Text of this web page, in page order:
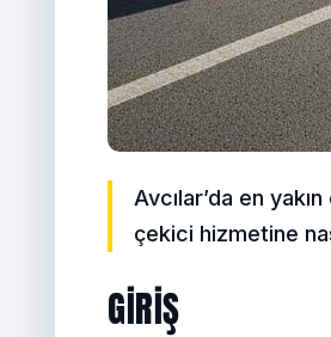
Avcılar’da en
çekici hizmetine
GIRIŞ